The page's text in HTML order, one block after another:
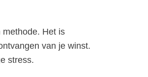
Het is
van je winst.
stress.